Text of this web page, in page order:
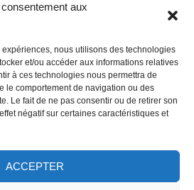
aux
nous utilisons des technologies
et/ou accéder aux informations relatives
à ces technologies nous permettra de
le comportement de navigation ou des
Le fait de ne pas consentir ou de retirer son
négatif sur certaines caractéristiques et
ACCEPTER